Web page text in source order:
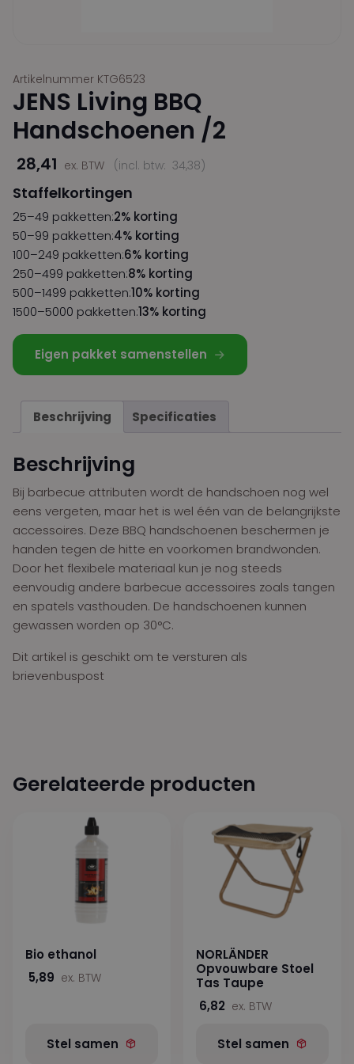
Artikelnummer KTG6523
JENS Living BBQ
Handschoenen /2
28,41 ex. BTW (incl. btw: 34,38)
Staffelkortingen
25–49 pakketten:2% korting
50–99 pakketten:4% korting
100–249 pakketten:6% korting
250–499 pakketten:8% korting
500–1499 pakketten:10% korting
1500–5000 pakketten:13% korting
Eigen pakket samenstellen
Beschrijving Specificaties
Beschrijving
Bij barbecue attributen wordt de handschoen nog wel
eens vergeten, maar het is wel één van de belangrijkste
accessoires. Deze BBQ handschoenen beschermen je
handen tegen de hitte en voorkomen brandwonden.
Door het flexibele materiaal kun je nog steeds
eenvoudig andere barbecue accessoires zoals tangen
en spatels vasthouden. De handschoenen kunnen
gewassen worden op 30°C.
Dit artikel is geschikt om te versturen als
brievenbuspost
Gerelateerde producten
Bio ethanol
5,89 ex. BTW
Stel samen
NORLÄNDER
Opvouwbare Stoel
Tas Taupe
6,82 ex. BTW
Stel samen